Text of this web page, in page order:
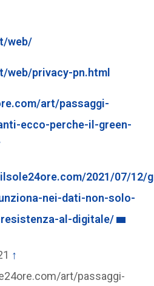
web/
web/privacy-pn.html
art/passaggi-
ecco-perche-il-green-
2021/07/12/
nei-dati-non-solo-
al-digitale/
↑
art/passaggi-